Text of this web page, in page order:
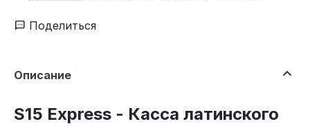
Поделиться
Описание
S15 Express - Касса латинского